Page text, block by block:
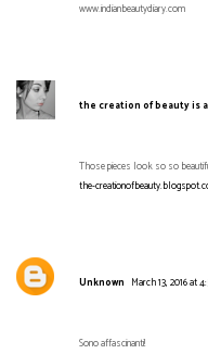
www.indianbeautydiary.com
the creation of beauty is
Those pieces look so so
the-
Unknown March 13, 2016 at
Sono affascinanti!